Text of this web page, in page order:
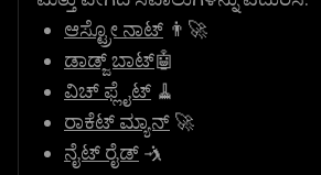
ಆಸ್ಟ್ರೋ ನಾಟ್ 👨‍🚀
ಡಾಡ್ಜ್ ಬಾಟ್🤖
ವಿಚ್ ಫ್ಲೈಟ್ 🧹
ರಾಕೆಟ್ ಮ್ಯಾನ್ 🚀
ನೈಟ್ ರೈಡ್ 🤺